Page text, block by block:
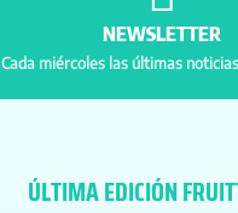
NEWSLETTER
Cada miércoles las últimas
ÚLTIMA EDICIÓN